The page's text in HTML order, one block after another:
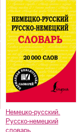
Немецко-русский.
Русско-немецкий
словарь